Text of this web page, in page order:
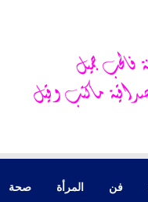
فن المرأة صحة